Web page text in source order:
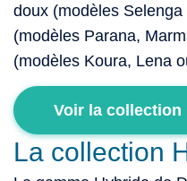
doux (modèles
(modèles Parana,
(modèles Koura, Lena
Voir la collection
La collection